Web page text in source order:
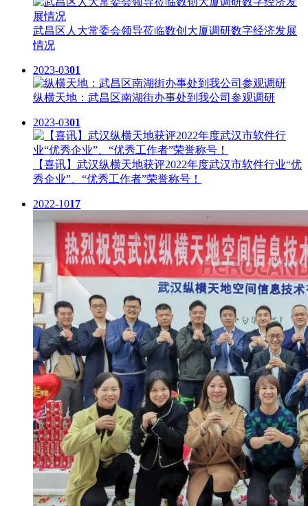
武昌区人大常委会领导莅临数创大厦调研数字经济发展
情况
2023-0301
纵横天地：武昌区南湖街办事处到我公司参观调研
2023-0301
【喜讯】武汉纵横天地获评2022年度武汉市软件行业“优
秀企业”、“优秀工作者”荣誉称号！
2022-1017